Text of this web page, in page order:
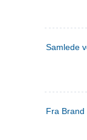
Samlede
Fra